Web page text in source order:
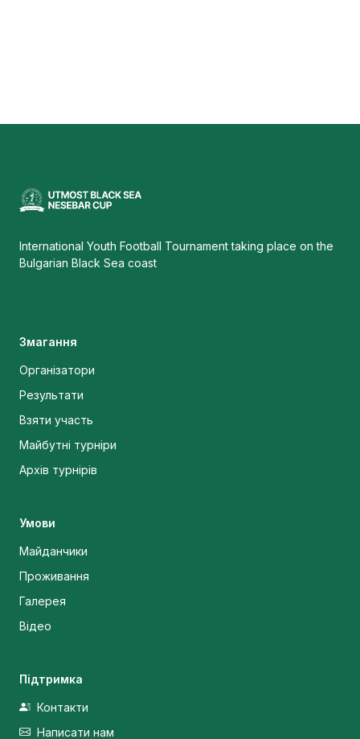
International Youth Football Tournament taking place on the
Bulgarian Black Sea coast
Змагання
Організатори
Результати
Взяти участь
Майбутні турніри
Архів турнірів
Умови
Майданчики
Проживання
Галерея
Відео
Підтримка
Контакти
Написати нам